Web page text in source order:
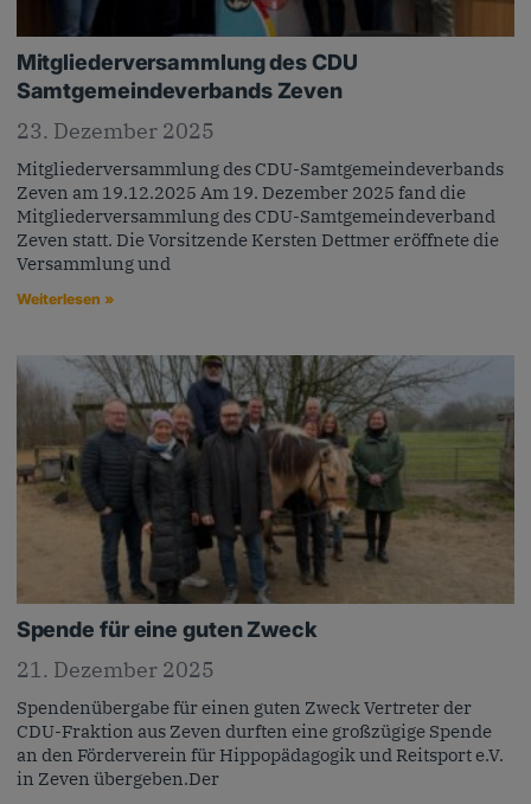
Mitgliederversammlung des CDU
Samtgemeindeverbands Zeven
23. Dezember 2025
Mitgliederversammlung des CDU-Samtgemeindeverbands
Zeven am 19.12.2025 Am 19. Dezember 2025 fand die
Mitgliederversammlung des CDU-Samtgemeindeverband
Zeven statt. Die Vorsitzende Kersten Dettmer eröffnete die
Versammlung und
Weiterlesen »
Spende für eine guten Zweck
21. Dezember 2025
Spendenübergabe für einen guten Zweck Vertreter der
CDU-Fraktion aus Zeven durften eine großzügige Spende
an den Förderverein für Hippopädagogik und Reitsport e.V.
in Zeven übergeben.Der